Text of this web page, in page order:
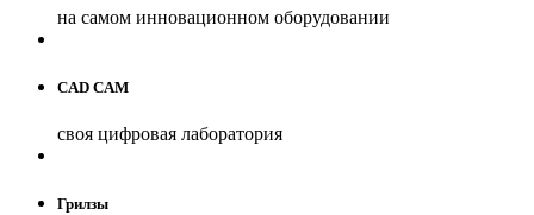
на самом инновационном оборудовании
CAD CAM
своя цифровая лаборатория
Грилзы